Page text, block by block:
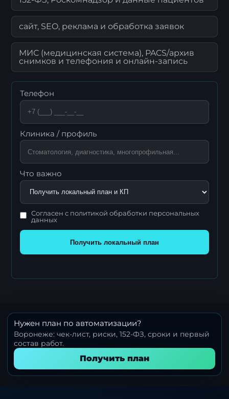
сайт, SEO, реклама и обработка заявок
МИС (медицинская система), PACS/архив
снимков и телефония и онлайн-запись
Телефон
Клиника / профиль
Что важно
Согласен с политикой обработки персональных
данных
Получить локальный план
Нужен план по автоматизации?
Воронеже: чек-лист, риски, 152-ФЗ, сроки и первый
состав работ.
Получить план